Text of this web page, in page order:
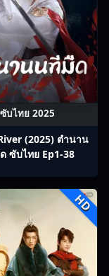
ซับไทย 2025
(2025) ตำนาน
ซับไทย Ep1-38
HD